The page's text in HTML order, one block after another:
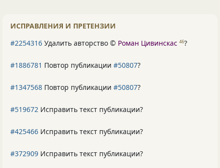
ИСПРАВЛЕНИЯ И ПРЕТЕНЗИИ
#2254316 Удалить авторство © Роман Цивинскас 46?
#1886781 Повтор публикации #50807?
#1347568 Повтор публикации #50807?
#519672 Исправить текст публикации?
#425466 Исправить текст публикации?
#372909 Исправить текст публикации?